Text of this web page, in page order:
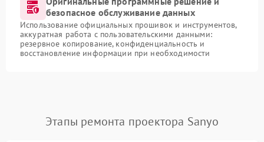
безопасное обслуживание данных
Использование официальных прошивок и инструментов,
аккуратная работа с пользовательскими данными:
резервное копирование, конфиденциальность и
восстановление информации при необходимости
Этапы ремонта проектора Sanyo